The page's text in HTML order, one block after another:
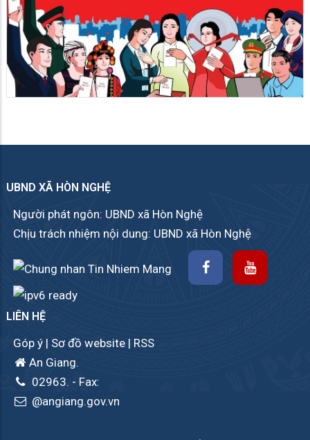
UBND XÃ HÒN NGHỆ
Người phát ngôn: UBND xã Hòn Nghệ
Chịu trách nhiệm nội dung: UBND xã Hòn Nghệ
LIÊN HỆ
Góp ý | Sơ đồ website | RSS
An Giang.
02963. - Fax:
@angiang.gov.vn